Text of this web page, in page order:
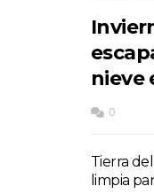
nieve
0
Tierra
limpia